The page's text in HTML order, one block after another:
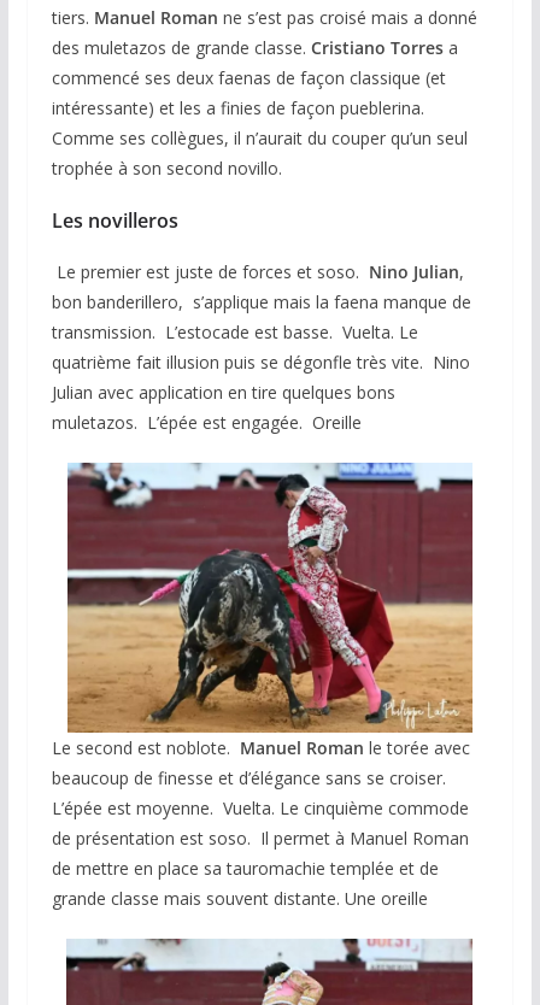
tiers. Manuel Roman ne s’est pas croisé mais a donné
des muletazos de grande classe. Cristiano Torresa
commencé ses deux faenas de façon classique (et
intéressante) et les a finies de façon pueblerina.
Comme ses collègues, il n’aurait du couper qu’un seul
trophée à son second novillo.
Les novilleros
Le premier est juste de forces et soso. Nino Julian,
bon banderillero, s’applique mais la faena manque de
transmission. L’estocade est basse. Vuelta. Le
quatrième fait illusion puis se dégonfle très vite. Nino
Julian avec application en tire quelques bons
muletazos. L’épée est engagée. Oreille
Le second est noblote. Manuel Roman le torée avec
beaucoup de finesse et d’élégance sans se croiser.
L’épée est moyenne. Vuelta. Le cinquième commode
de présentation est soso. Il permet à Manuel Roman
de mettre en place sa tauromachie templée et de
grande classe mais souvent distante. Une oreille